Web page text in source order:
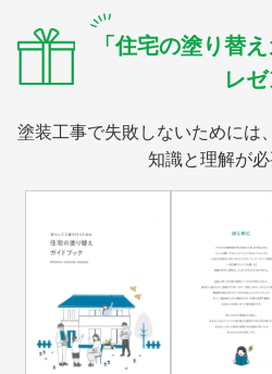
「住宅の塗り替
レゼ
塗装工事で失敗しないためには
知識と理解が必